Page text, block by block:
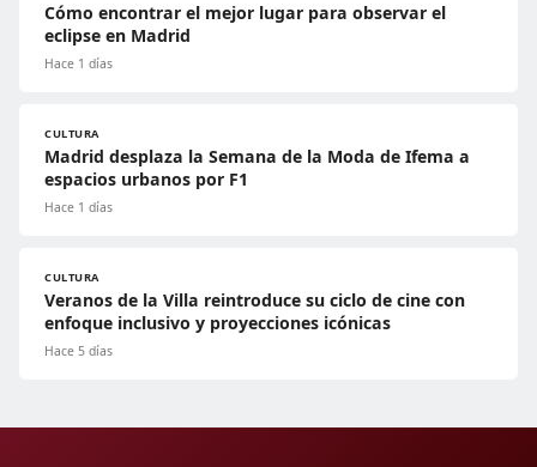
Cómo encontrar el mejor lugar para observar el
eclipse en Madrid
Hace 1 días
CULTURA
Madrid desplaza la Semana de la Moda de Ifema a
espacios urbanos por F1
Hace 1 días
CULTURA
Veranos de la Villa reintroduce su ciclo de cine con
enfoque inclusivo y proyecciones icónicas
Hace 5 días